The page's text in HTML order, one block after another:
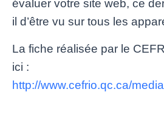
évaluer votre site web, ce
il d’être vu sur tous les
La fiche réalisée par le
ici :
http://www.cefrio.qc.ca/